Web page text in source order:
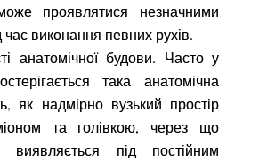
проявлятися незначними
виконання певних рухів.
анатомічної будови. Часто у
така анатомічна
як надмірно вузький простір
та голівкою, через що
виявляється під постійним